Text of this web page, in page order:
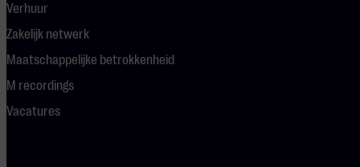
Verhuur
Zakelijk netwerk
Maatschappelijke betrokkenheid
M recordings
Vacatures